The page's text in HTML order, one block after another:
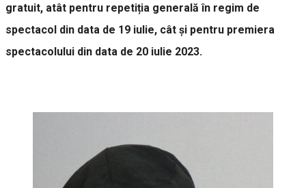
gratuit, atât pentru repetiția generală în regim de
spectacol din data de 19 iulie, cât și pentru premiera
spectacolului din data de 20 iulie 2023.